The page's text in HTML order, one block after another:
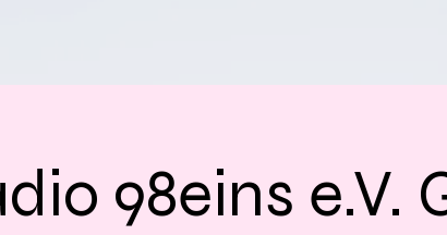
98eins e.V.